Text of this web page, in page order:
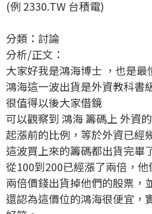
(例 2330.TW 台積電)
分類：討論
分析/正文：
大家好我是鴻海博士 ，也是最
鴻海這一波出貨是外資教科書
很值得以後大家借鏡
可以觀察到 鴻海 籌碼上 外資
起漲前的比例，等於外資已經
這波買上來的籌碼都出貨完畢
從100到200已經漲了兩倍，他
兩倍價錢出貨掉他們的股票，
還認為這價位的鴻海很便宜，